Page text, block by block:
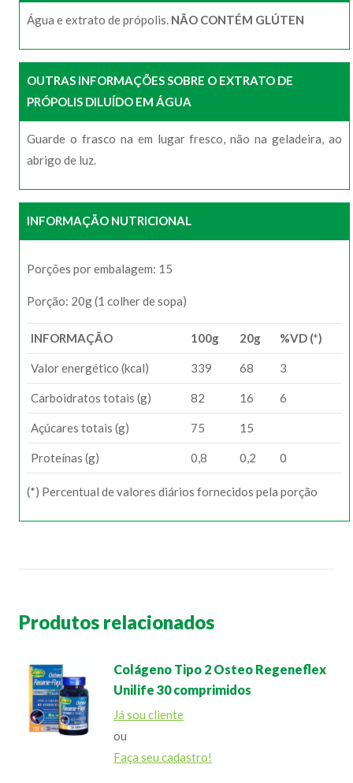
Água e extrato de própolis. NÃO CONTÉM GLÚTEN
OUTRAS INFORMAÇÕES SOBRE O EXTRATO DE
PRÓPOLIS DILUÍDO EM ÁGUA
Guarde o frasco na em lugar fresco, não na geladeira, ao
abrigo de luz.
INFORMAÇÃO NUTRICIONAL
Porções por embalagem: 15
Porção: 20g (1 colher de sopa)
INFORMAÇÃO 100g 20g %VD (*)
Valor energético (kcal) 339 68 3
Carboidratos totais (g) 82 16 6
Açúcares totais (g) 75 15
Proteínas (g) 0,8 0,2 0
(*) Percentual de valores diários fornecidos pela porção
Produtos relacionados
Colágeno Tipo 2 Osteo Regeneflex
Unilife 30 comprimidos
Já sou cliente
ou
Faça seu cadastro!